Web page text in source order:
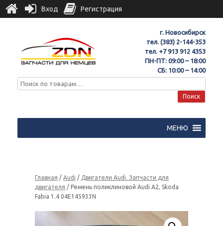
г. Новосибирск
тел. (383) 2-144-353
тел. +7 913 912 4353
ПН-ПТ: 09:00 – 18:00
СБ: 10:00 – 14:00
Поиск
МЕНЮ
Главная / Audi / Двигатели Audi. Запчасти для
двигателя / Ремень поликлиновой Audi A2, Skoda
Fabia 1.4 04E145933N
Вход Регистрация